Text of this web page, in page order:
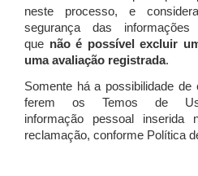
neste processo, e
segurança das informações
que não é possível excluir
uma avaliação registrada.
Somente há a possibilidade
ferem os Temos de
informação pessoal inserida
reclamação, conforme Política